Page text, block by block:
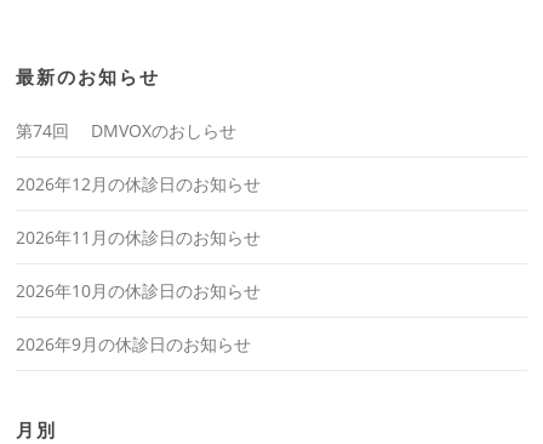
最新のお知らせ
第74回 DMVOXのおしらせ
2026年12月の休診日のお知らせ
2026年11月の休診日のお知らせ
2026年10月の休診日のお知らせ
2026年9月の休診日のお知らせ
月別